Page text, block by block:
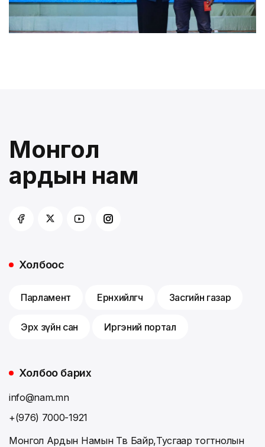
Монгол
ардын нам
Холбоос
Парламент Ерөнхийлөгч Засгийн газар
Эрх зүйн сан Иргэний портал
Холбоо барих
info@nam.mn
+(976) 7000-1921
Монгол Ардын Намын Төв Байр,Тусгаар тогтнолын